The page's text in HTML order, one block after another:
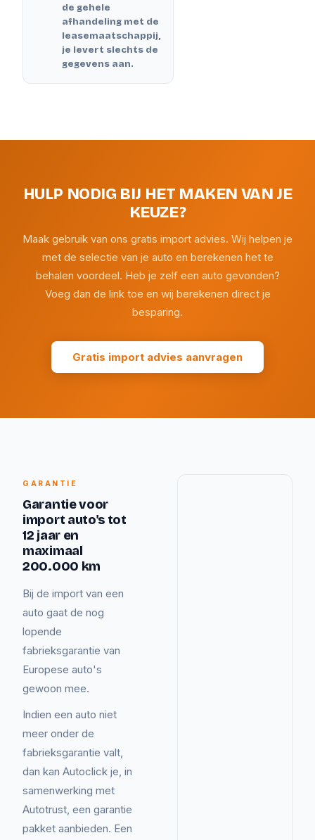
de gehele
afhandeling met de
leasemaatschappij,
je levert slechts de
gegevens aan.
HULP NODIG BIJ HET MAKEN VAN JE
KEUZE?
Maak gebruik van ons gratis import advies. Wij helpen je
met de selectie van je auto en berekenen het te
behalen voordeel. Heb je zelf een auto gevonden?
Voeg dan de link toe en wij berekenen direct je
besparing.
Gratis import advies aanvragen
GARANTIE
Garantie voor
import auto's tot
12 jaar en
maximaal
200.000 km
Bij de import van een
auto gaat de nog
lopende
fabrieksgarantie van
Europese auto's
gewoon mee.
Indien een auto niet
meer onder de
fabrieksgarantie valt,
dan kan Autoclick je, in
samenwerking met
Autotrust, een garantie
pakket aanbieden. Een